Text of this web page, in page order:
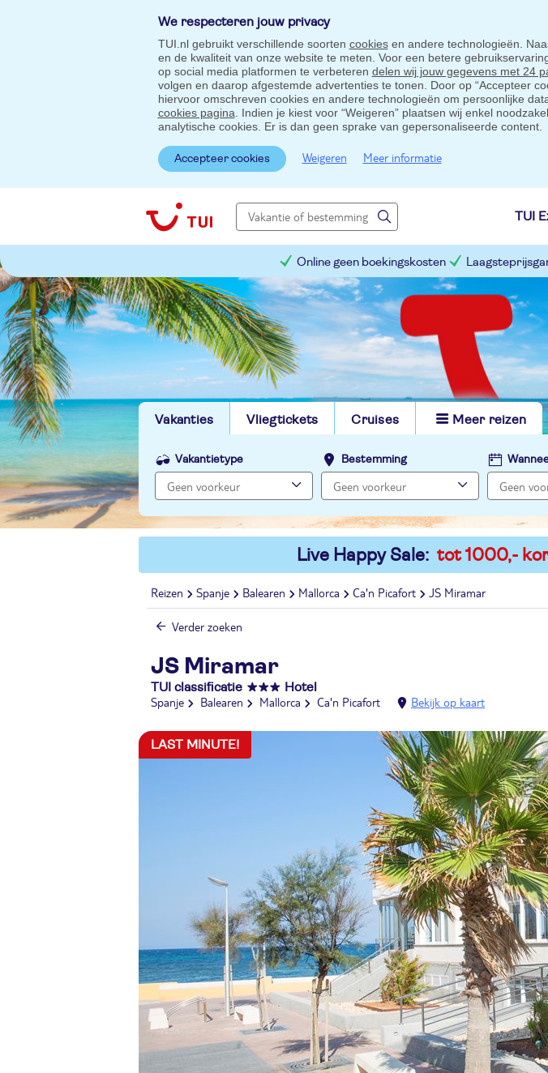
We respecteren jouw privacy
TUI.nl gebruikt verschillende soorten cookiesen andere technologieën.
en de kwaliteit van onze website te meten. Voor een betere
op social media platformen te verbeteren delen wij jouw gegevens met 24
volgen en daarop afgestemde advertenties te tonen. Door op “Accepteer
hiervoor omschreven cookies en andere technologieën om persoonlijke
cookies pagina . Indien je kiest voor “Weigeren” plaatsen wij enkel
analytische cookies. Er is dan geen sprake van gepersonaliseerde content.
Accepteer cookies Weigeren Meer informatie
TUI
Online geen boekingskosten
Vakanties Vliegtickets Cruises Meer reizen
Vakantietype Bestemming
Live Happy Sale: tot 1000,-
Reizen Spanje Balearen Mallorca Ca'n Picafort JS Miramar
Verder zoeken
JS Miramar
TUI classificatie Hotel
Spanje Balearen Mallorca Ca'n Picafort Bekijk op kaart
LAST MINUTE!